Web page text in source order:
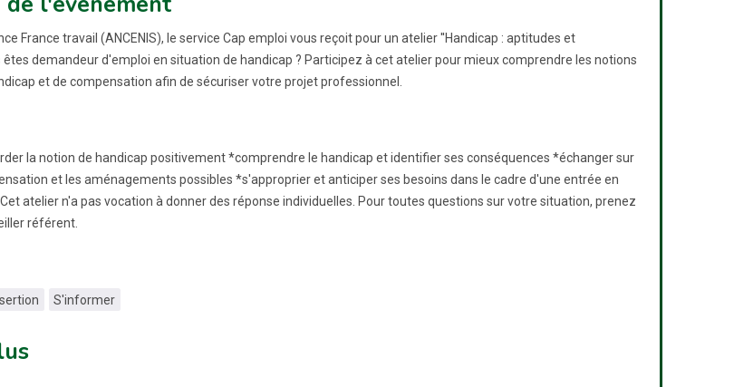
France travail (ANCENIS), le service Cap emploi vous reçoit pour un atelier ''Handicap : aptitudes et
êtes demandeur d'emploi en situation de handicap ? Participez à cet atelier pour mieux comprendre les notions
et de compensation afin de sécuriser votre projet professionnel.
la notion de handicap positivement *comprendre le handicap et identifier ses conséquences *échanger sur
et les aménagements possibles *s'approprier et anticiper ses besoins dans le cadre d'une entrée en
atelier n'a pas vocation à donner des réponse individuelles. Pour toutes questions sur votre situation, prenez
référent.
S'informer